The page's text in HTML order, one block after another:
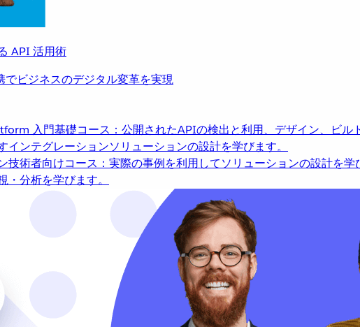
API 活用術
ビジネスのデジタル変革を実現
入門基礎コース：公開されたAPIの検出と利用、デザイン、ビル
ンテグレーションソリューションの設計を学びます。
技術者向けコース：実際の事例を利用してソリューションの設計を学
分析を学びます。